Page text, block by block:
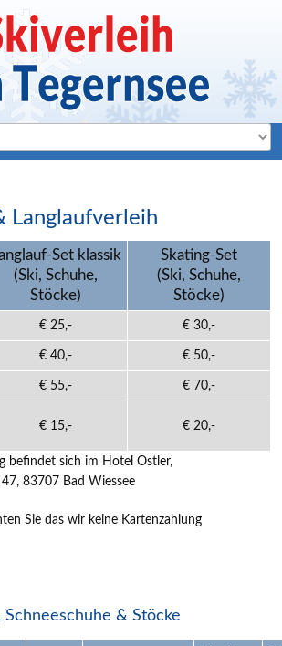
Langlaufverleih
Set klassik
(Ski, Schuhe,
Stöcke)
Skating-Set
(Ski, Schuhe,
Stöcke)
€ 25,- € 30,-
€ 40,- € 50,-
€ 55,- € 70,-
€ 15,- € 20,-
befindet sich im Hotel Ostler,
83707 Bad Wiessee
das wir keine Kartenzahlung
Schneeschuhe & Stöcke